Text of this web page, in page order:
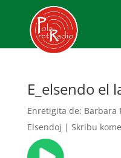
E_elsendo el
Enretigita de: Barbara
Elsendoj | Skribu